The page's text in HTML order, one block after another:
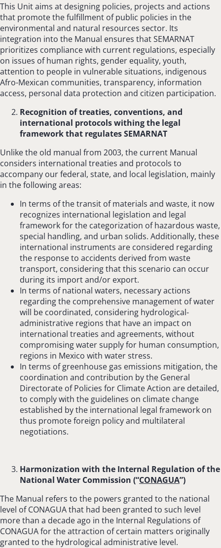
This Unit aims at designing policies, projects and actions
that promote the fulfillment of public policies in the
environmental and natural resources sector. Its
integration into the Manual ensures that SEMARNAT
prioritizes compliance with current regulations, especially
on issues of human rights, gender equality, youth,
attention to people in vulnerable situations, indigenous
Afro-Mexican communities, transparency, information
access, personal data protection and citizen participation.
Recognition of treaties, conventions, and
international protocols withing the legal
framework that regulates SEMARNAT
Unlike the old manual from 2003, the current Manual
considers international treaties and protocols to
accompany our federal, state, and local legislation, mainly
in the following areas:
In terms of the transit of materials and waste, it now
recognizes international legislation and legal
framework for the categorization of hazardous waste,
special handling, and urban solids. Additionally, these
international instruments are considered regarding
the response to accidents derived from waste
transport, considering that this scenario can occur
during its import and/or export.
In terms of national waters, necessary actions
regarding the comprehensive management of water
will be coordinated, considering hydrological-
administrative regions that have an impact on
international treaties and agreements, without
compromising water supply for human consumption,
regions in Mexico with water stress.
In terms of greenhouse gas emissions mitigation, the
coordination and contribution by the General
Directorate of Policies for Climate Action are detailed,
to comply with the guidelines on climate change
established by the international legal framework on
thus promote foreign policy and multilateral
negotiations.
Harmonization with the Internal Regulation of the
National Water Commission (“CONAGUA”)
The Manual refers to the powers granted to the national
level of CONAGUA that had been granted to such level
more than a decade ago in the Internal Regulations of
CONAGUA for the attraction of certain matters originally
granted to the hydrological administrative level.